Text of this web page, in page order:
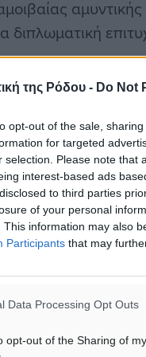
της Ρόδου - Do Not
opt-out of the sale,
for targeted
selection. Please note that
interest-based ads
to third parties
of your personal
This information may also
Participants that may
Data Processing Opt Outs
opt-out of the Sharing of
αμυντικής
διπλωματική
τη δημιουργία
περιοχή.
για την άμυνα
ο οποίος της
της
για την